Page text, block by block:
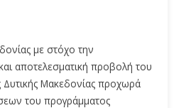
με στόχο την
αποτελεσματική προβολή του
Δυτικής Μακεδονίας προχωρά
του προγράμματος